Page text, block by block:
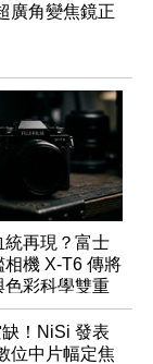
廣角變焦鏡正
統再現？富士
相機 X-T6 傳將
色彩科學雙重
！NiSi 發表
位中片幅定焦